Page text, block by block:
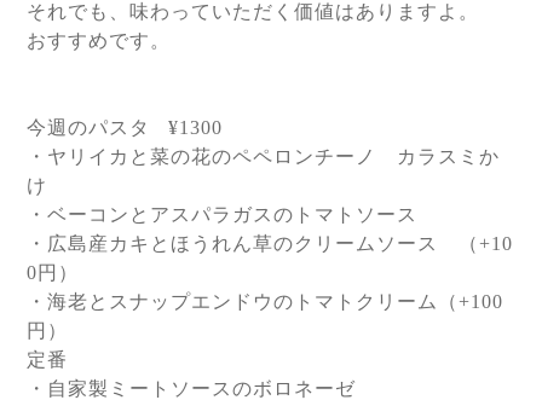
それでも、味わっていただく価値はありますよ。
おすすめです。
今週のパスタ
¥1300
・ヤリイカと菜の花のペペロンチーノ カラスミか
け
・ベーコンとアスパラガスのトマトソース
・広島産カキとほうれん草のクリームソース （+10
0 円）
・海老とスナップエンドウのトマトクリーム（+100
円）
定番
・自家製ミートソースのボロネーゼ